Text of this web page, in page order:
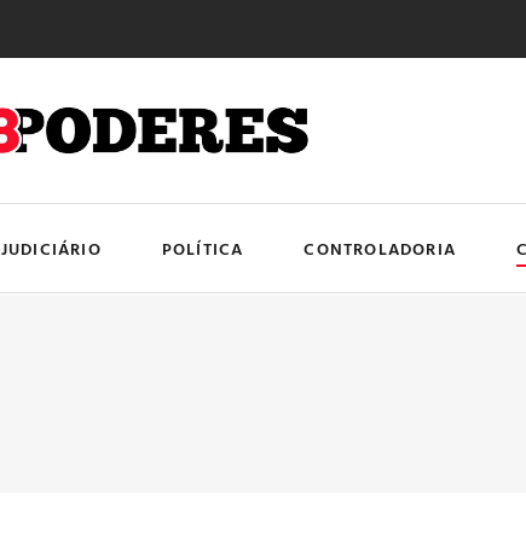
JUDICIÁRIO POLÍTICA CONTROLADORIA